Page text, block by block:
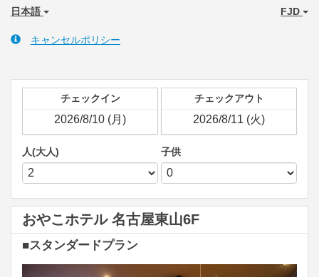
日本語 FJD
キャンセルポリシー
チェックイン チェックアウト
人(大人) 子供
おやこホテル 名古屋東山6F
■スタンダードプラン